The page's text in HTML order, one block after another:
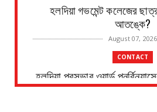
হলদিয়া গভমেন্ট কলেজের
আতঙ্কে?
August 07, 2026
CONTACT
হলদিয়া পুরসভার ওয়ার্ড
...